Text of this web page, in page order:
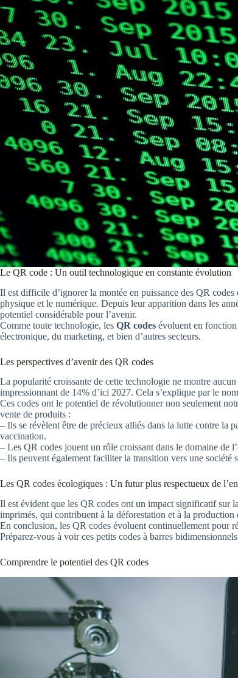
Le QR code : Un outil technologique en constante évolution
Il est difficile d’ignorer la montée en puissance des QR
physique et le numérique. Depuis leur apparition dans les
potentiel considérable pour l’avenir.
Comme toute technologie, les QR codes évoluent en fonction
électronique, du marketing, et bien d’autres secteurs.
Les perspectives d’avenir des QR codes
La popularité croissante de cette technologie ne montre
impressionnant de 14% d’ici 2027. Cela s’explique par le
Ces codes ont le potentiel de révolutionner non seulement
vente de produits :
– Ils se révèlent être de précieux alliés dans la lutte contre la
vaccination.
– Les QR codes jouent un rôle croissant dans le domaine de
– Ils peuvent également faciliter la transition vers une
Les QR codes écologiques : Un futur plus respectueux de
Il est évident que les QR codes ont un impact significatif sur
imprimés, qui contribuent à la déforestation et à la production
En conclusion, les QR codes évoluent continuellement pour
Préparez-vous à voir ces petits codes à barres
Comprendre le potentiel des QR codes